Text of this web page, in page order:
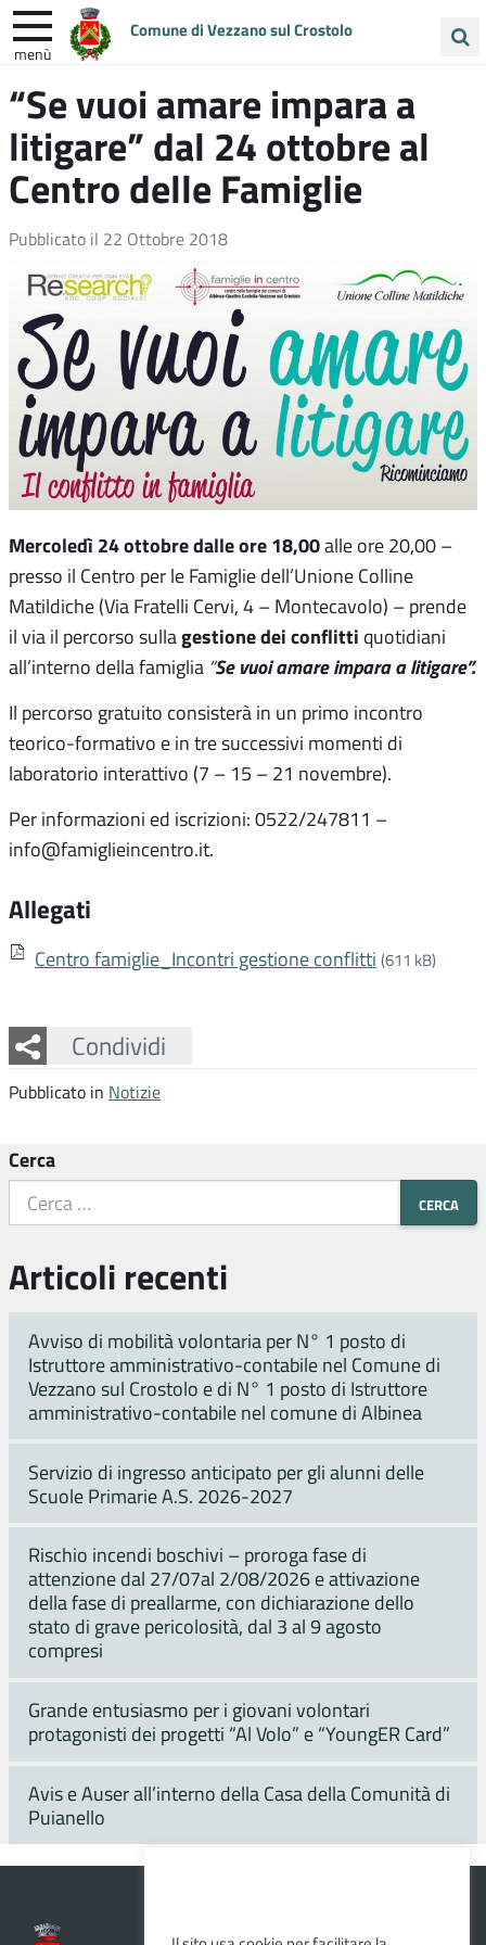
Comune di Vezzano sul Crostolo
menù
nel
sito
ENTRA IN COMUNE
UNIONE COLLINE MATILDICHE
“Se vuoi amare impara a
litigare” dal 24 ottobre al
Centro delle Famiglie
Pubblicato il 22 Ottobre 2018
Mercoledì 24 ottobredalle ore 18,00alle ore 20,00 –
presso il Centro per le Famiglie dell’Unione Colline
Matildiche (Via Fratelli Cervi, 4 – Montecavolo) – prende
il via il percorso sullagestione dei conflitti quotidiani
all’interno della famiglia “Se vuoi amare impara a litigare”.
Il percorso gratuito consisterà in un primo incontro
teorico-formativo e in tre successivi momenti di
laboratorio interattivo (7 – 15 – 21 novembre).
Per informazioni ed iscrizioni: 0522/247811 –
info@famiglieincentro.it.
Allegati
Centro famiglie_Incontri gestione conflitti (611 kB)
Condividi
Facebook
Twitter
Whatsapp
Pubblicato in Notizie
Cerca
Articoli recenti
Avviso di mobilità volontaria per N° 1 posto di
Istruttore amministrativo-contabile nel Comune di
Vezzano sul Crostolo e di N° 1 posto di Istruttore
amministrativo-contabile nel comune di Albinea
Servizio di ingresso anticipato per gli alunni delle
Scuole Primarie A.S. 2026-2027
Rischio incendi boschivi – proroga fase di
attenzione dal 27/07al 2/08/2026 e attivazione
della fase di preallarme, con dichiarazione dello
stato di grave pericolosità, dal 3 al 9 agosto
compresi
Grande entusiasmo per i giovani volontari
protagonisti dei progetti “Al Volo” e “YoungER Card”
Avis e Auser all’interno della Casa della Comunità di
Puianello